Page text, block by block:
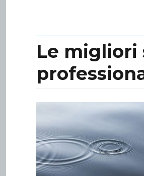
Le migliori